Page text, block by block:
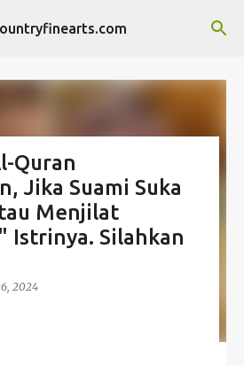
ke konten utama
Quran
Jika Suami Suka
Menjilat
Istrinya. Silahkan
2024